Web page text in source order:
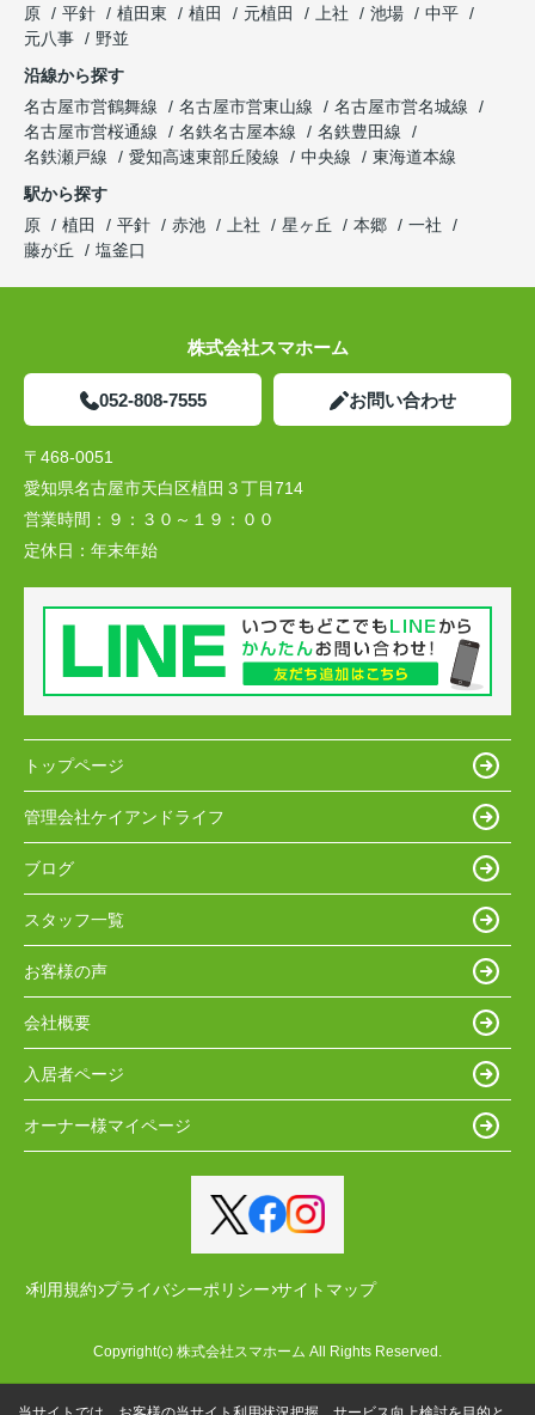
原
平針 植田東 植田 元植田 上社 池場
中平
元八事
野並
沿線から探す
名古屋市営鶴舞線
名古屋市営東山線
名古屋市営名城線
名古屋市営桜通線
名鉄名古屋本線
名鉄豊田線
名鉄瀬戸線
愛知高速東部丘陵線 中央線
東海道本線
駅から探す
原
植田 平針 赤池 上社 星ヶ丘 本郷
一社
藤が丘
塩釜口
株式会社スマホーム
052-808-7555 お問い合わせ
〒468-0051
愛知県名古屋市天白区植田３丁目714
営業時間： ９：３０～１９：００
定休日： 年末年始
トップページ
管理会社ケイアンドライフ
ブログ
スタッフ一覧
お客様の声
会社概要
入居者ページ
オーナー様マイページ
利用規約 プライバシーポリシー サイトマップ
Copyright(c) 株式会社スマホーム All Rights Reserved.